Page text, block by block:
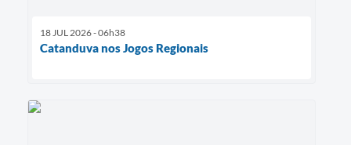
18 JUL 2026 - 06h38
Catanduva nos Jogos Regionais